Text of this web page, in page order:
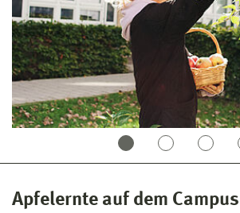
Apfelernte auf dem Campus